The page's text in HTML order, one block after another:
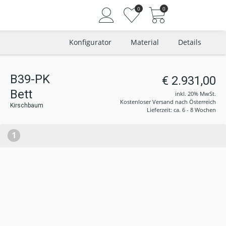
Passwort vergessen?
Neuer Kunde? Jetzt registrieren
0 0
Konfigurator Material Details
B39-PK
Bett
Kirschbaum
€ 2.931,00
inkl. 20% MwSt.
Kostenloser Versand nach Österreich
Lieferzeit: ca. 6 - 8 Wochen
1